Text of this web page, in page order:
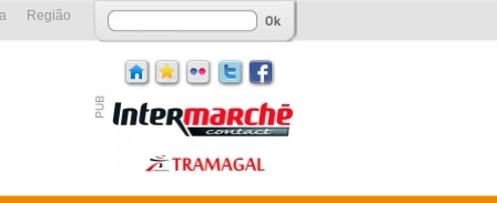
Região